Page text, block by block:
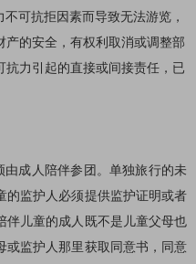
可抗拒因素而导致无法游览，
的安全，有权利取消或调整部
力引起的直接或间接责任，已
成人陪伴参团。单独旅行的未
的监护人必须提供监护证明或者
伴儿童的成人既不是儿童父母也
或监护人那里获取同意书，同意